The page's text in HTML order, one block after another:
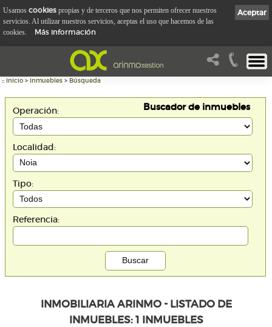
:: Inicio > Inmuebles > Búsqueda
Buscador de inmuebles
Operación:
Localidad:
Tipo:
Referencia:
INMOBILIARIA ARINMO - LISTADO DE
INMUEBLES: 1 INMUEBLES
Aceptar
Usamos cookies propias y de terceros que nos permiten ofrecer nuestros
servicios. Al utilizar nuestros servicios, aceptas el uso que hacemos de las
cookies.
Más información